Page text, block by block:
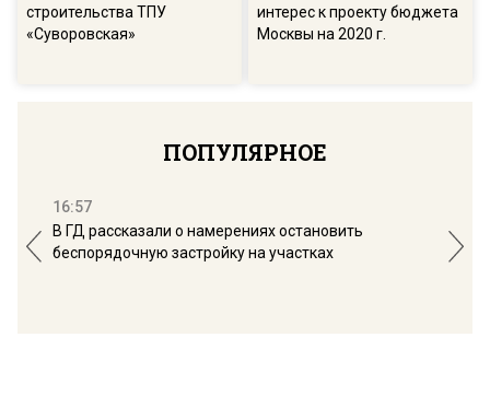
строительства ТПУ
«Суворовская»
интерес к проекту бюджета
Москвы на 2020 г.
ПОПУЛЯРНОЕ
16:57
В ГД рассказали о намерениях остановить
беспорядочную застройку на участках